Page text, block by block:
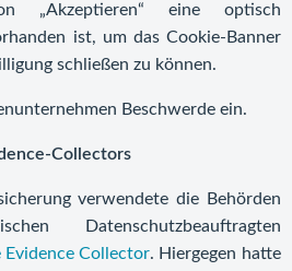
„Akzeptieren“ eine optisch
ist, um das Cookie-Banner
schließen zu können.
Beschwerde ein.
Collectors
verwendete die Behörden
Datenschutzbeauftragten
Evidence Collector. Hiergegen hatte